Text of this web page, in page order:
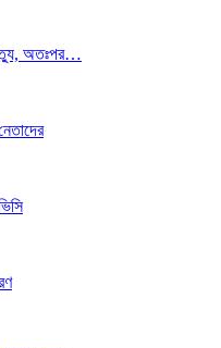
ত্যু, অতঃপর…